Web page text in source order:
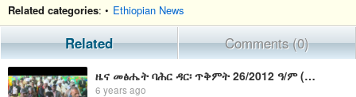
Related categories: • Ethiopian News
Related Comments (0)
ዜና መፅሔት ባሕር ዳር፡ ጥቅምት 26/2012 ዓ/ም (አብመድ)
6 years ago